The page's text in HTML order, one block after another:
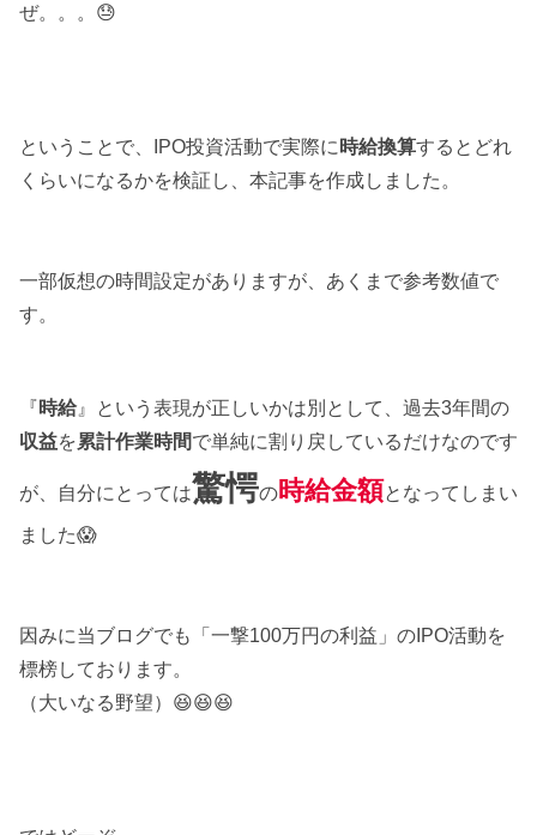
ぜ。。。😓
ということで、IPO投資活動で実際に 時給換算するとどれ
くらいになるかを検証し、本記事を作成しました。
一部仮想の時間設定がありますが、あくまで参考数値で
す。
『時給 』という表現が正しいかは別として、過去3年間の
収益を累計作業時間で単純に割り戻しているだけなのです
が、自分にとっては驚愕の時給金額となってしまい
ました😱
因みに当ブログでも「一撃100万円の利益」のIPO活動を
標榜しております。
（大いなる野望）😆😆😆